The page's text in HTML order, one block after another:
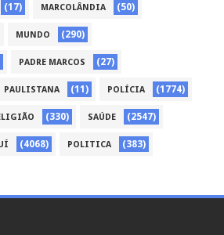
(17) MARCOLÂNDIA (50)
MUNDO (290)
PADRE MARCOS (27)
PAULISTANA (11) POLÍCIA (1774)
(330) SAÚDE (2547)
(4068) POLITICA (383)